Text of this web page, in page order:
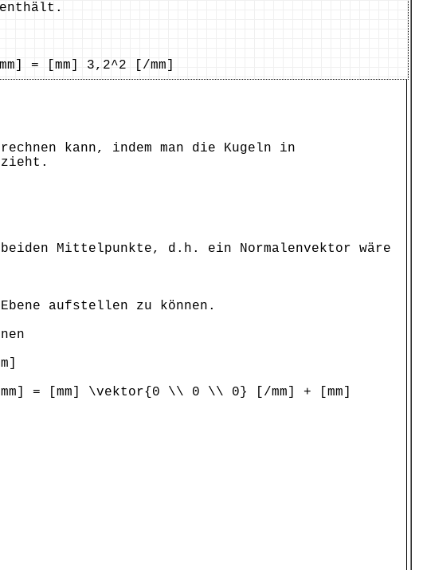
= [mm] 3,2^2 [/mm]
kann, indem man die Kugeln in
Mittelpunkte, d.h. ein Normalenvektor wäre
aufstellen zu können.
= [mm] \vektor{0 \\ 0 \\ 0} [/mm] + [mm]